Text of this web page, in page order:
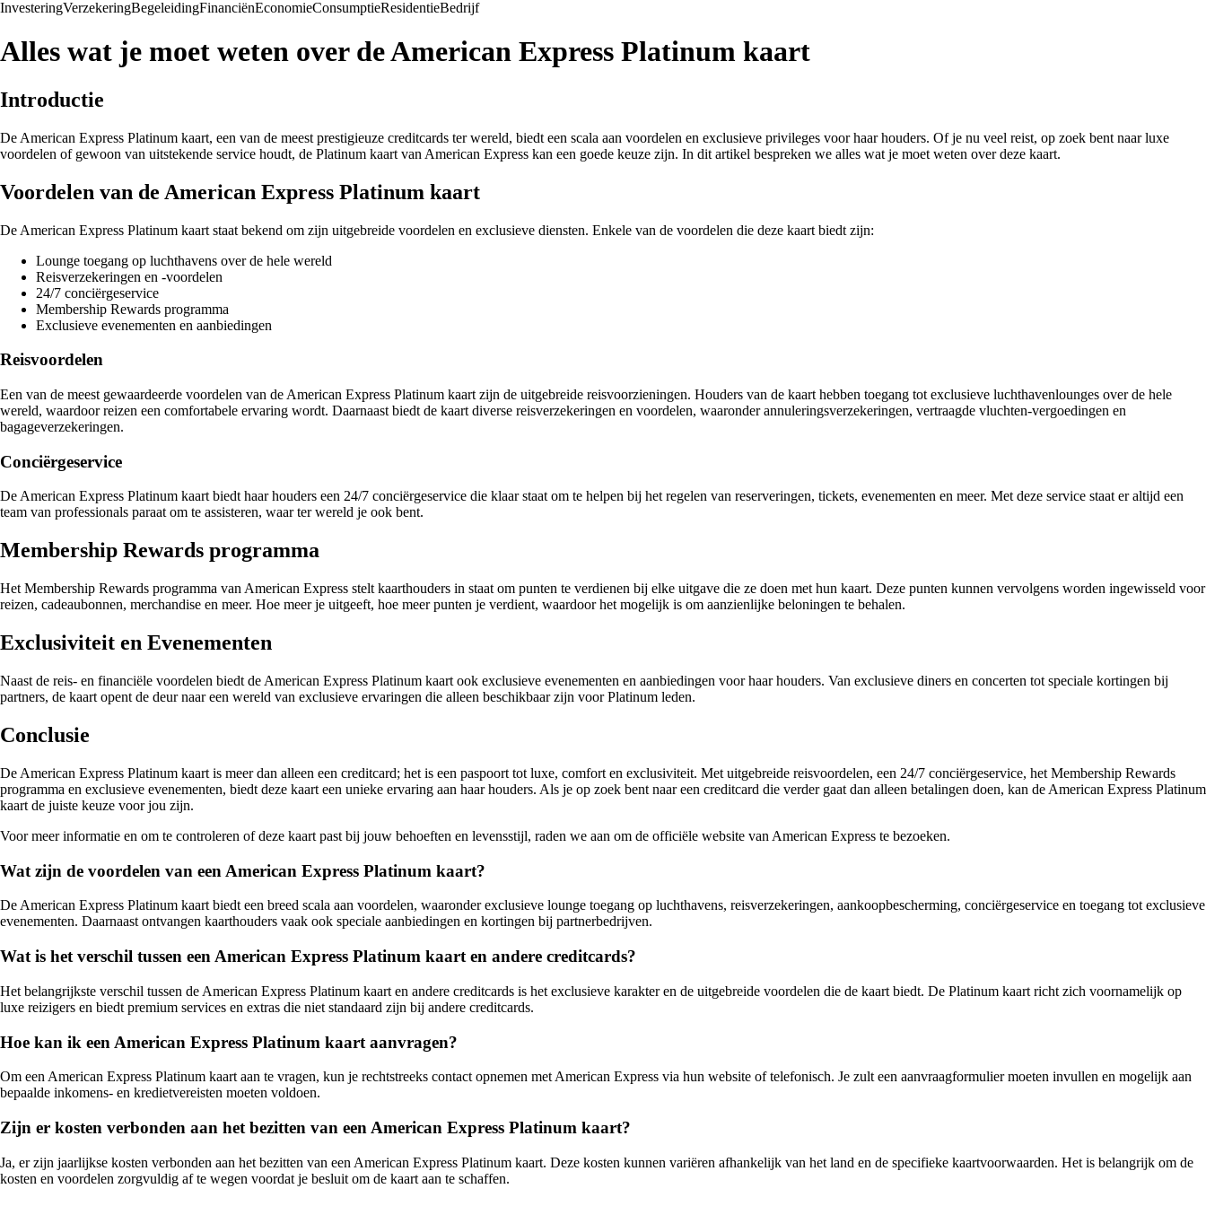
InvesteringVerzekeringBegeleidingFinanciënEconomieConsumptieResidentieBedrijf
Alles wat je moet weten over de American Express Platinum kaart
Introductie
De American Express Platinum kaart, een van de meest prestigieuze creditcards ter wereld, biedt een scala aan voordelen en exclusieve privileges voor haar houders. Of je nu veel reist, op zoek bent naar luxe
voordelen of gewoon van uitstekende service houdt, de Platinum kaart van American Express kan een goede keuze zijn. In dit artikel bespreken we alles wat je moet weten over deze kaart.
Voordelen van de American Express Platinum kaart
De American Express Platinum kaart staat bekend om zijn uitgebreide voordelen en exclusieve diensten. Enkele van de voordelen die deze kaart biedt zijn:
Lounge toegang op luchthavens over de hele wereld
Reisverzekeringen en -voordelen
24/7 conciërgeservice
Membership Rewards programma
Exclusieve evenementen en aanbiedingen
Reisvoordelen
Een van de meest gewaardeerde voordelen van de American Express Platinum kaart zijn de uitgebreide reisvoorzieningen. Houders van de kaart hebben toegang tot exclusieve luchthavenlounges over de hele
wereld, waardoor reizen een comfortabele ervaring wordt. Daarnaast biedt de kaart diverse reisverzekeringen en voordelen, waaronder annuleringsverzekeringen, vertraagde vluchten-vergoedingen en
bagageverzekeringen.
Conciërgeservice
De American Express Platinum kaart biedt haar houders een 24/7 conciërgeservice die klaar staat om te helpen bij het regelen van reserveringen, tickets, evenementen en meer. Met deze service staat er altijd een
team van professionals paraat om te assisteren, waar ter wereld je ook bent.
Membership Rewards programma
Het Membership Rewards programma van American Express stelt kaarthouders in staat om punten te verdienen bij elke uitgave die ze doen met hun kaart. Deze punten kunnen vervolgens worden ingewisseld voor
reizen, cadeaubonnen, merchandise en meer. Hoe meer je uitgeeft, hoe meer punten je verdient, waardoor het mogelijk is om aanzienlijke beloningen te behalen.
Exclusiviteit en Evenementen
Naast de reis- en financiële voordelen biedt de American Express Platinum kaart ook exclusieve evenementen en aanbiedingen voor haar houders. Van exclusieve diners en concerten tot speciale kortingen bij
partners, de kaart opent de deur naar een wereld van exclusieve ervaringen die alleen beschikbaar zijn voor Platinum leden.
Conclusie
De American Express Platinum kaart is meer dan alleen een creditcard; het is een paspoort tot luxe, comfort en exclusiviteit. Met uitgebreide reisvoordelen, een 24/7 conciërgeservice, het Membership Rewards
programma en exclusieve evenementen, biedt deze kaart een unieke ervaring aan haar houders. Als je op zoek bent naar een creditcard die verder gaat dan alleen betalingen doen, kan de American Express Platinum
kaart de juiste keuze voor jou zijn.
Voor meer informatie en om te controleren of deze kaart past bij jouw behoeften en levensstijl, raden we aan om de officiële website van American Express te bezoeken.
Wat zijn de voordelen van een American Express Platinum kaart?
De American Express Platinum kaart biedt een breed scala aan voordelen, waaronder exclusieve lounge toegang op luchthavens, reisverzekeringen, aankoopbescherming, conciërgeservice en toegang tot exclusieve
evenementen. Daarnaast ontvangen kaarthouders vaak ook speciale aanbiedingen en kortingen bij partnerbedrijven.
Wat is het verschil tussen een American Express Platinum kaart en andere creditcards?
Het belangrijkste verschil tussen de American Express Platinum kaart en andere creditcards is het exclusieve karakter en de uitgebreide voordelen die de kaart biedt. De Platinum kaart richt zich voornamelijk op
luxe reizigers en biedt premium services en extras die niet standaard zijn bij andere creditcards.
Hoe kan ik een American Express Platinum kaart aanvragen?
Om een American Express Platinum kaart aan te vragen, kun je rechtstreeks contact opnemen met American Express via hun website of telefonisch. Je zult een aanvraagformulier moeten invullen en mogelijk aan
bepaalde inkomens- en kredietvereisten moeten voldoen.
Zijn er kosten verbonden aan het bezitten van een American Express Platinum kaart?
Ja, er zijn jaarlijkse kosten verbonden aan het bezitten van een American Express Platinum kaart. Deze kosten kunnen variëren afhankelijk van het land en de specifieke kaartvoorwaarden. Het is belangrijk om de
kosten en voordelen zorgvuldig af te wegen voordat je besluit om de kaart aan te schaffen.